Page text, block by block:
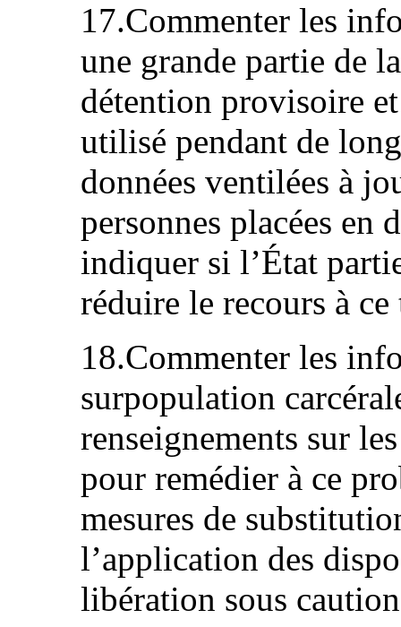
17.Commenter les
une grande partie de
détention provisoire
utilisé pendant de
données ventilées à
personnes placées en
indiquer si l’État
réduire le recours à
18.Commenter les
surpopulation
renseignements sur
pour remédier à ce
mesures de
l’application des
libération sous